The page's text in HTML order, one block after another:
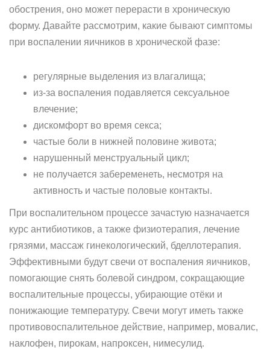
обострения, оно может перерасти в хроническую
форму. Давайте рассмотрим, какие бывают симптомы
при воспалении яичников в хронической фазе:
регулярные выделения из влагалища;
из-за воспаления подавляется сексуальное
влечение;
дискомфорт во время секса;
частые боли в нижней половине живота;
нарушенный менструальный цикл;
не получается забеременеть, несмотря на
активность и частые половые контакты.
При воспалительном процессе зачастую назначается
курс антибиотиков, а также физиотерапия, лечение
грязями, массаж гинекологический, бделлотерапия.
Эффективными будут свечи от воспаления яичников,
помогающие снять болевой синдром, сокращающие
воспалительные процессы, убирающие отёки и
понижающие температуру. Свечи могут иметь также
противовоспалительное действие, например, мовалис,
наклофен, пирокам, напроксен, нимесулид.